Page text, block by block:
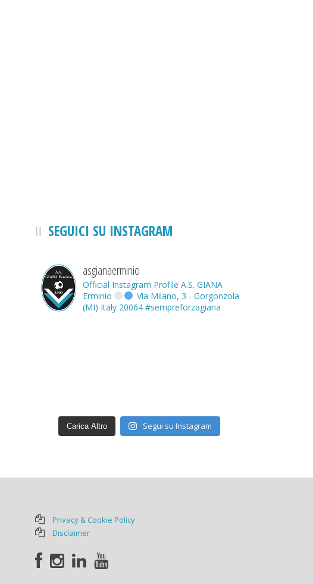
SEGUICI SU INSTAGRAM
asgianaerminio
Official Instagram Profile A.S. GIANA
Erminio
Via Milano, 3 - Gorgonzola
(MI) Italy 20064 #sempreforzagiana
Carica Altro Segui su Instagram
Privacy & Cookie Policy
Disclaimer